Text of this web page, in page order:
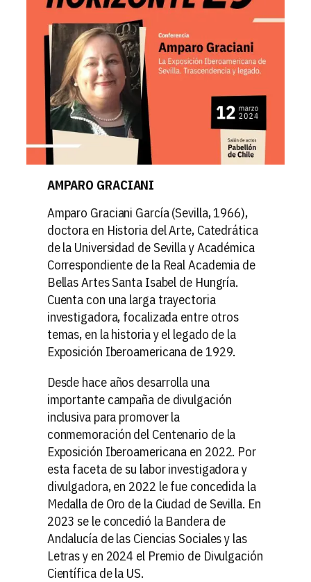
AMPARO GRACIANI
Amparo Graciani García (Sevilla, 1966),
doctora en Historia del Arte, Catedrática
de la Universidad de Sevilla y Académica
Correspondiente de la Real Academia de
Bellas Artes Santa Isabel de Hungría.
Cuenta con una larga trayectoria
investigadora, focalizada entre otros
temas, en la historia y el legado de la
Exposición Iberoamericana de 1929.
Desde hace años desarrolla una
importante campaña de divulgación
inclusiva para promover la
conmemoración del Centenario de la
Exposición Iberoamericana en 2022. Por
esta faceta de su labor investigadora y
divulgadora, en 2022 le fue concedida la
Medalla de Oro de la Ciudad de Sevilla. En
2023 se le concedió la Bandera de
Andalucía de las Ciencias Sociales y las
Letras y en 2024 el Premio de Divulgación
Científica de la US.